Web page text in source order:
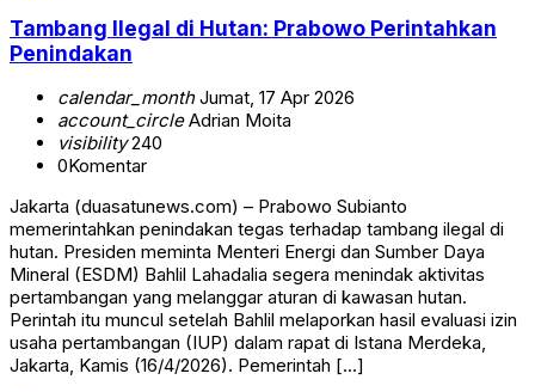
Tambang Ilegal di Hutan: Prabowo Perintahkan
Penindakan
calendar_monthJumat, 17 Apr 2026
account_circleAdrian Moita
visibility240
0Komentar
Jakarta (duasatunews.com) – Prabowo Subianto
memerintahkan penindakan tegas terhadap tambang ilegal di
hutan. Presiden meminta Menteri Energi dan Sumber Daya
Mineral (ESDM) Bahlil Lahadalia segera menindak aktivitas
pertambangan yang melanggar aturan di kawasan hutan.
Perintah itu muncul setelah Bahlil melaporkan hasil evaluasi izin
usaha pertambangan (IUP) dalam rapat di Istana Merdeka,
Jakarta, Kamis (16/4/2026). Pemerintah […]